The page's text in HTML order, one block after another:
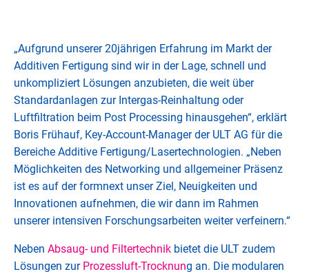
„Aufgrund unserer 20jährigen Erfahrung im Markt der
Additiven Fertigung sind wir in der Lage, schnell und
unkompliziert Lösungen anzubieten, die weit über
Standardanlagen zur Intergas-Reinhaltung oder
Luftfiltration beim Post Processing hinausgehen“, erklärt
Boris Frühauf, Key-Account-Manager der ULT AG für die
Bereiche Additive Fertigung/Lasertechnologien. „Neben
Möglichkeiten des Networking und allgemeiner Präsenz
ist es auf der formnext unser Ziel, Neuigkeiten und
Innovationen aufnehmen, die wir dann im Rahmen
unserer intensiven Forschungsarbeiten weiter verfeinern.“
Neben Absaug- und Filtertechnik bietet die ULT zudem
Lösungen zur Prozessluft-Trocknung an. Die modularen